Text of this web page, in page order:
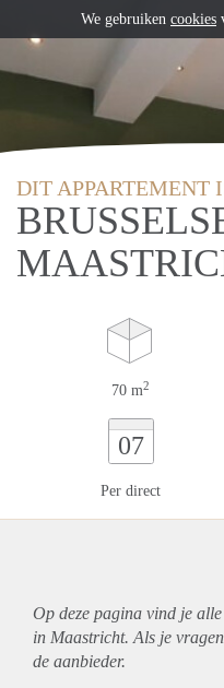
DIT APPARTEMENT
70 m2
07
Per direct
Op deze pagina vind je
in Maastricht. Als je
de aanbieder.
We gebruiken cookies